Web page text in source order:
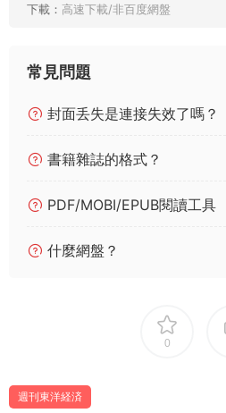
下載： 高速下載/非百度網盤
常見問題
封面丢失是連接失效了嗎？
書籍雜誌的格式？
PDF/MOBI/EPUB閱讀工具
什麼網盤？
0
週刊東洋経済